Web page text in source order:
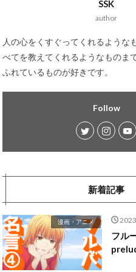
SSK
author
人の心をくすぐってくれるような
べてを教えてくれるようなものま
ふれているものが好きです。
Follow
新着記事
漫画・アニメ
フル